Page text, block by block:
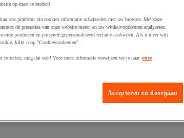
op maat te bieden!
ons platform via cookies informatie uitwisselen met uw browser. Met deze
de prestaties van onze website meten en uw winkelvoorkeuren analyseren.
producten en passende/gepersonaliseerd reclame aanbieden. Als u meer wilt
klikt u op "Cookievoorkeuren".
te zetten, mag dat ook! Voor meer informatie verwijzen we je naar onze
Accepteren en doorgaan